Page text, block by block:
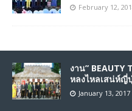
February 12,
งาน” BEAUTY
หลงไหลเสน่ห์ญี่
January 13, 2017